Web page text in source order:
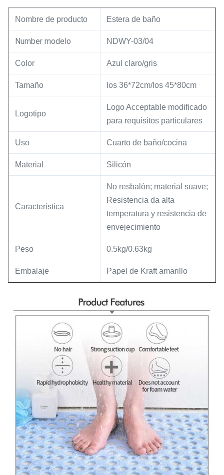
Nombre de producto Estera de baño
Number modelo NDWY-03/04
Color Azul claro/gris
Tamaño los 36*72cm/los 45*80cm
Logotipo
Logo Acceptable modificado
para requisitos particulares
Uso Cuarto de baño/cocina
Material Silicón
Característica
No resbalón; material suave;
Resistencia da alta
temperatura y resistencia de
envejecimiento
Peso 0.5kg/0.63kg
Embalaje Papel de Kraft amarillo